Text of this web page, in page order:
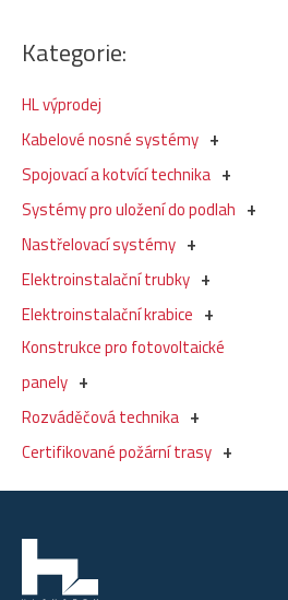
Kategorie:
HL výprodej
Kabelové nosné systémy
Spojovací a kotvící technika
Systémy pro uložení do podlah
Nastřelovací systémy
Elektroinstalační trubky
Elektroinstalační krabice
Konstrukce pro fotovoltaické
panely
Rozváděčová technika
Certifikované požární trasy